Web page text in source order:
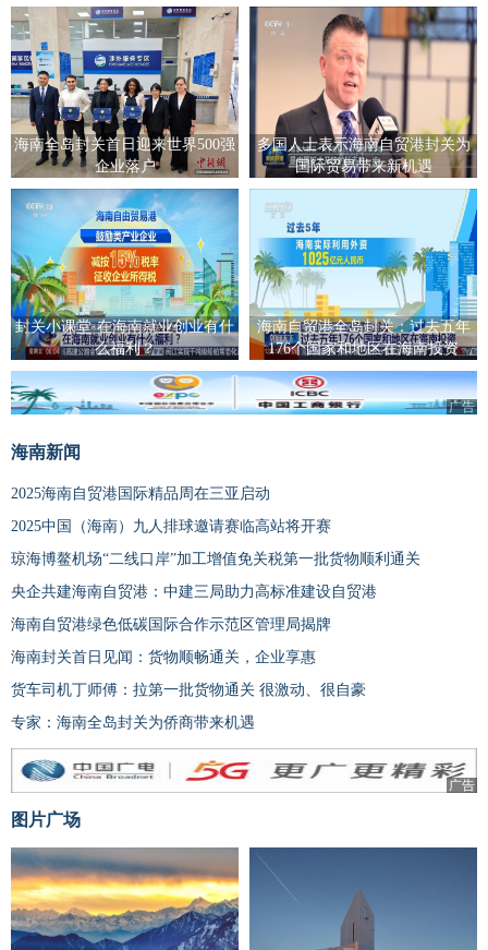
海南全岛封关首日迎来世界500强
企业落户
多国人士表示海南自贸港封关为
国际贸易带来新机遇
封关小课堂·在海南就业创业有什
么福利？
海南自贸港全岛封关：过去五年
176个国家和地区在海南投资
广告
海南新闻
2025海南自贸港国际精品周在三亚启动
2025中国（海南）九人排球邀请赛临高站将开赛
琼海博鳌机场“二线口岸”加工增值免关税第一批货物顺利通关
央企共建海南自贸港：中建三局助力高标准建设自贸港
海南自贸港绿色低碳国际合作示范区管理局揭牌
海南封关首日见闻：货物顺畅通关，企业享惠
货车司机丁师傅：拉第一批货物通关 很激动、很自豪
专家：海南全岛封关为侨商带来机遇
广告
图片广场